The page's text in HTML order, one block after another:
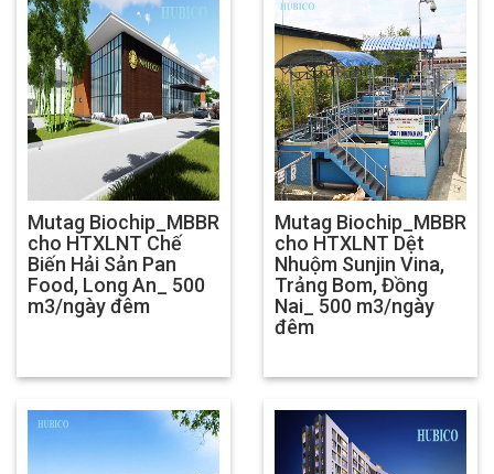
Mutag Biochip_MBBR
cho HTXLNT Chế
Biến Hải Sản Pan
Food, Long An_ 500
m3/ngày đêm
Mutag Biochip_MBBR
cho HTXLNT Dệt
Nhuộm Sunjin Vina,
Trảng Bom, Đồng
Nai_ 500 m3/ngày
đêm